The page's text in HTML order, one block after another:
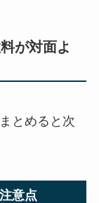
が対面よ
とめると次
注意点